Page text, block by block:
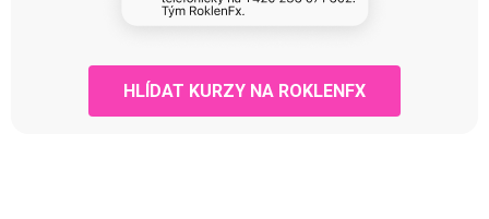
HLÍDAT KURZY NA ROKLENFX